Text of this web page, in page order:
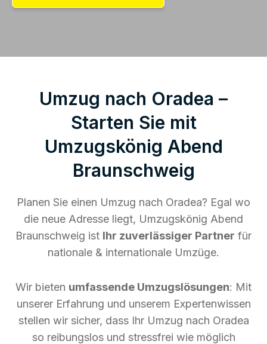
Umzug nach Oradea –
Starten Sie mit
Umzugskönig Abend
Braunschweig
Planen Sie einen Umzug nach Oradea? Egal wo
die neue Adresse liegt, Umzugskönig Abend
Braunschweig ist Ihr zuverlässiger Partner für
nationale & internationale Umzüge.
Wir bieten umfassende Umzugslösungen: Mit
unserer Erfahrung und unserem Expertenwissen
stellen wir sicher, dass Ihr Umzug nach Oradea
so reibungslos und stressfrei wie möglich